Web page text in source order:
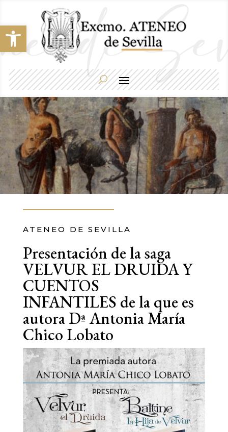
Abrir barra de herramientas
ATENEO DE SEVILLA
Presentación de la saga
VELVUR EL DRUIDA Y
CUENTOS
INFANTILES de la que es
autora Dª Antonia María
Chico Lobato